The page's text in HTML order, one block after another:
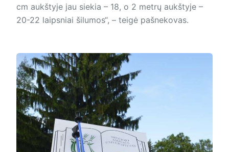
cm aukštyje jau siekia – 18, o 2 metrų aukštyje –
20-22 laipsniai šilumos“, – teigė pašnekovas.